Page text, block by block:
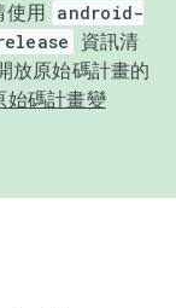
使用 android-
資訊清
放原始碼計畫的
碼計畫變